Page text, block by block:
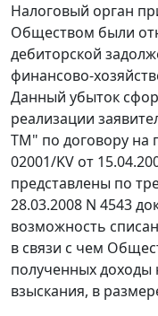
Налоговый орган
Обществом были
дебиторской
финансово-
Данный убыток
реализации
ТМ" по договору на
02001/KV от
представлены по
28.03.2008 N 4543
возможность
в связи с чем
полученных доходы
взыскания, в